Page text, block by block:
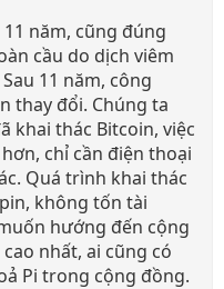
năm, cũng đúng
cầu do dịch viêm
11 năm, công
thay đổi. Chúng ta
khai thác Bitcoin, việc
chỉ cần điện thoại
Quá trình khai thác
không tốn tài
hướng đến cộng
nhất, ai cũng có
Pi trong cộng đồng.